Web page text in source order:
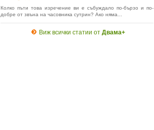
Колко пъти това изречение ви е събуждало по-бързо и по-
добре от звъна на часовника сутрин? Ако няма...
Виж всички статии от Двама+